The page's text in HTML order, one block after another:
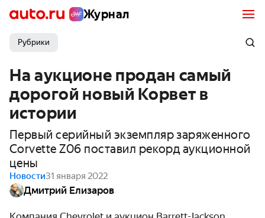
Журнал
Рубрики
На аукционе продан самый
дорогой новый Корвет в
истории
Первый серийный экземпляр заряженного
Corvette Z06 поставил рекорд аукционной
цены
Новости31 января 2022
Дмитрий Елизаров